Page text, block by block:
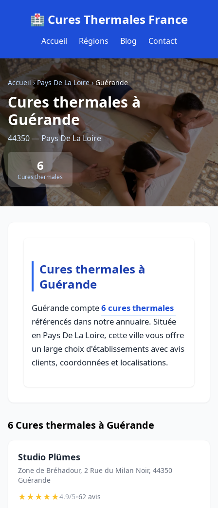
🏥 Cures Thermales France
Accueil Régions Blog Contact
Accueil ›Pays De La Loire›Guérande
Cures thermales à
Guérande
44350 — Pays De La Loire
6
Cures thermales
Cures thermales à
Guérande
Guérande compte6 cures thermales
référencés dans notre annuaire. Située
en Pays De La Loire, cette ville vous offre
un large choix d'établissements avec avis
clients, coordonnées et localisations.
6 Cures thermales à Guérande
Studio Plümes
Zone de Bréhadour, 2 Rue du Milan Noir, 44350
Guérande
★★★★★4.9/5•62 avis